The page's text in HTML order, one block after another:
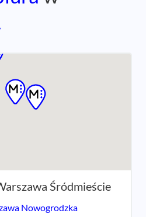
Śródmieście
Nowogrodzka